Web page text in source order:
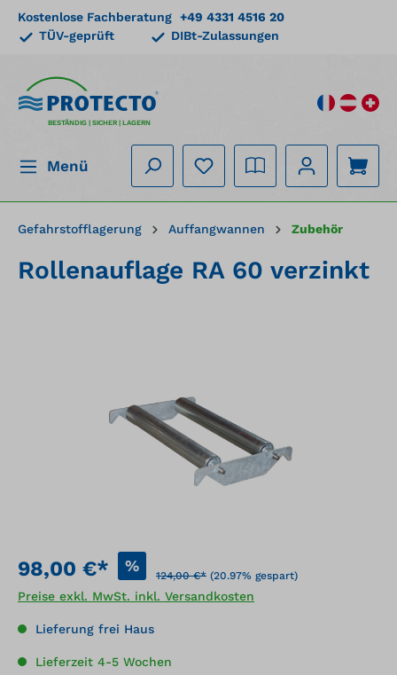
springen
Kostenlose Fachberatung +49 4331 4516 20
TÜV-geprüft
DIBt-Zulassungen
BESTÄNDIG | SICHER | LAGERN
Menü
Gefahrstofflagerung Auffangwannen Zubehör
Rollenauflage RA 60 verzinkt
98,00 €* %
124,00 €* (20.97% gespart)
Preise exkl. MwSt. inkl. Versandkosten
Lieferung frei Haus
Lieferzeit 4-5 Wochen